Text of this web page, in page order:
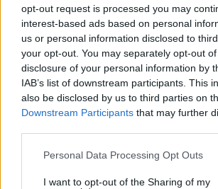
opt-out request is processed you may
interest-based ads based on personal
us or personal information disclosed to
your opt-out. You may separately opt-out
disclosure of your personal information by
IAB’s list of downstream participants. This
also be disclosed by us to third parties on
Downstream Participants that may further
Please note that this website/app uses one
not limited to your visit or usage behaviour.
Personal Data Processing Opt Outs
I want to opt-out of the Sharing of my
la campaña 21/2 a 5,3. No se espera que
hasta noviembre.
Los valores de mercado iniciales del
Comunio
Tras varias
quedándose a
del conjunto